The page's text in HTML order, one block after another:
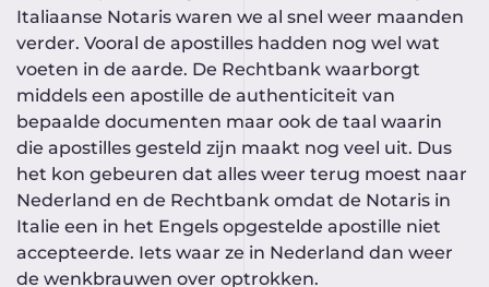
Italiaanse Notaris waren we al snel weer maanden
verder. Vooral de apostilles hadden nog wel wat
voeten in de aarde. De Rechtbank waarborgt
middels een apostille de authenticiteit van
bepaalde documenten maar ook de taal waarin
die apostilles gesteld zijn maakt nog veel uit. Dus
het kon gebeuren dat alles weer terug moest naar
Nederland en de Rechtbank omdat de Notaris in
Italie een in het Engels opgestelde apostille niet
accepteerde. Iets waar ze in Nederland dan weer
de wenkbrauwen over optrokken.